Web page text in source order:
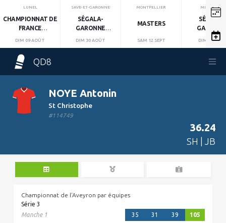
LUNEL
CHAMPIONNAT DE
FRANCE
INDIVIDUEL
DIM 09 AOÛT
SAVE-ET-GARONNE
SÉGALA-
GARONNE
MANCHE 1
DIM 30 AOÛT
MONTPELLIER
MASTERS
SAM 12 SEPT
MIRANDOL
SÉGALA-
GARONNE
MANCHE 2
DIM 13 SEPT
QD8
NOYE Antonin
St Christophe
#114749
36.24
SH | JB
Championnat de l'Aveyron par équipes
Série 3
Manche 1
35 31 39 105